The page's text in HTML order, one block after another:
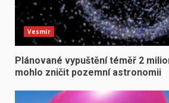
Vesmír
Plánované vypuštění téměř 2
mohlo zničit pozemní astronomii